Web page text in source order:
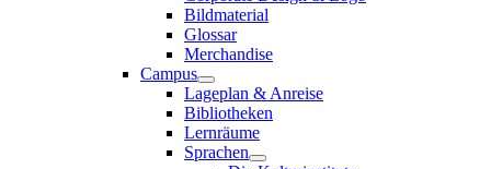
Bildmaterial
Glossar
Merchandise
Campus
Lageplan & Anreise
Bibliotheken
Lernräume
Sprachen